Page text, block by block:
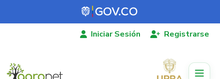
Pasar al contenido principal
Iniciar Sesión Registrarse